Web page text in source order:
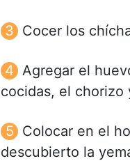
Cocer los
Agregar el
cocidas, el chorizo
Colocar en el
descubierto la